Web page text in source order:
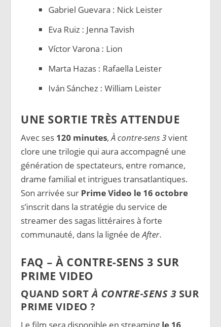
Gabriel Guevara : Nick Leister
Eva Ruiz : Jenna Tavish
Víctor Varona : Lion
Marta Hazas : Rafaella Leister
Iván Sánchez : William Leister
UNE SORTIE TRÈS ATTENDUE
Avec ses 120 minutes,À contre-sens 3vient
clore une trilogie qui aura accompagné une
génération de spectateurs, entre romance,
drame familial et intrigues transatlantiques.
Son arrivée sur Prime Video le 16 octobre
s’inscrit dans la stratégie du service de
streamer des sagas littéraires à forte
communauté, dans la lignée deAfter.
FAQ – À CONTRE-SENS 3 SUR
PRIME VIDEO
QUAND SORTÀ CONTRE-SENS 3 SUR
PRIME VIDEO ?